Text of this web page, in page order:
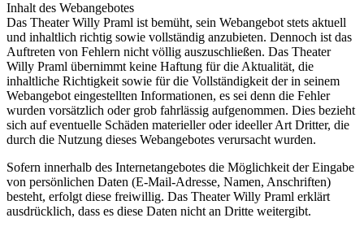
Inhalt des Webangebotes
Das Theater Willy Praml ist bemüht, sein Webangebot stets aktuell
und inhaltlich richtig sowie vollständig anzubieten. Dennoch ist das
Auftreten von Fehlern nicht völlig auszuschließen. Das Theater
Willy Praml übernimmt keine Haftung für die Aktualität, die
inhaltliche Richtigkeit sowie für die Vollständigkeit der in seinem
Webangebot eingestellten Informationen, es sei denn die Fehler
wurden vorsätzlich oder grob fahrlässig aufgenommen. Dies bezieht
sich auf eventuelle Schäden materieller oder ideeller Art Dritter, die
durch die Nutzung dieses Webangebotes verursacht wurden.
Sofern innerhalb des Internetangebotes die Möglichkeit der Eingabe
von persönlichen Daten (E-Mail-Adresse, Namen, Anschriften)
besteht, erfolgt diese freiwillig. Das Theater Willy Praml erklärt
ausdrücklich, dass es diese Daten nicht an Dritte weitergibt.